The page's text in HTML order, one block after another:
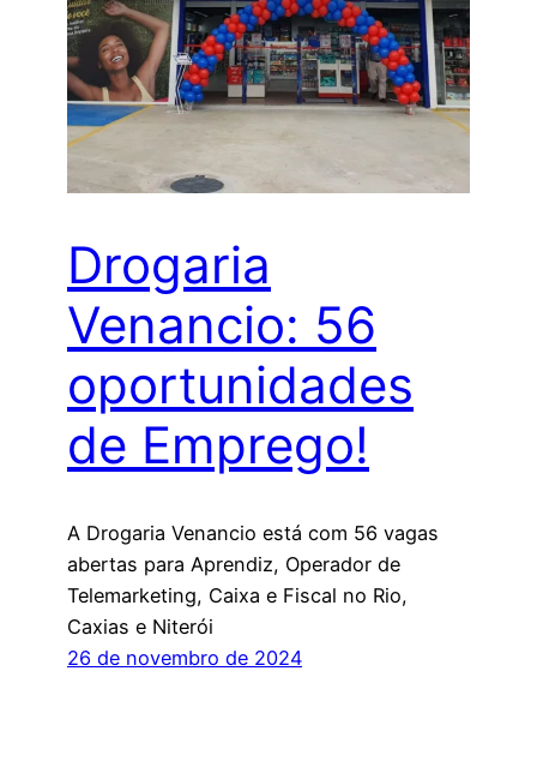
Drogaria
Venancio: 56
oportunidades
de Emprego!
A Drogaria Venancio está com 56 vagas
abertas para Aprendiz, Operador de
Telemarketing, Caixa e Fiscal no Rio,
Caxias e Niterói
26 de novembro de 2024